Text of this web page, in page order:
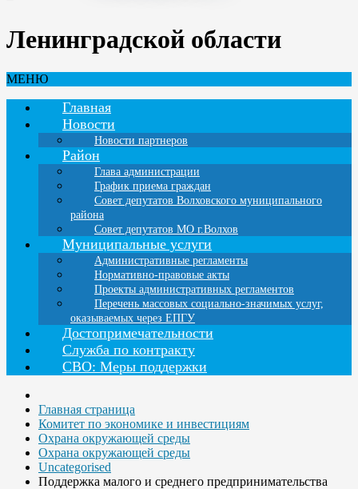
Ленинградской области
МЕНЮ
Главная
Новости
Новости партнеров
Район
Глава администрации
График приема граждан
Совет депутатов Волховского муниципального
района
Совет депутатов МО г.Волхов
Муниципальные услуги
Административные регламенты
Нормативно-правовые акты
Проекты административных регламентов
Перечень массовых социально-значимых услуг,
оказываемых через ЕПГУ
Достопримечательности
Служба по контракту
СВО: Меры поддержки
Главная страница
Комитет по экономике и инвестициям
Охрана окружающей среды
Охрана окружающей среды
Uncategorised
Поддержка малого и среднего предпринимательства